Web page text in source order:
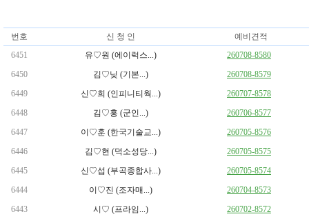
번호 신 청 인
예비견적
6451
유♡원 (에이럭스...)
260708-8580
6450
김♡닞 (기본...)
260708-8579
6449
신♡희 (인피니티웍...)
260707-8578
6448
김♡홍 (군인...)
260706-8577
6447
이♡훈 (한국기술교...)
260705-8576
6446
김♡현 (덕소성당...)
260705-8575
6445
신♡섭 (부곡종합사...)
260705-8574
6444
이♡진 (조자매...)
260704-8573
6443
시♡ (프라임...)
260702-8572